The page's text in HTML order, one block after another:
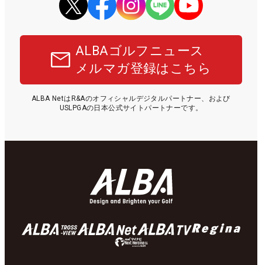
ALBAゴルフニュース
メルマガ登録はこちら
ALBA NetはR&Aのオフィシャルデジタルパートナー、および
USLPGAの日本公式サイトパートナーです。